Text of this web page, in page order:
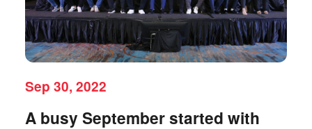
Sep 30, 2022
A busy September started with